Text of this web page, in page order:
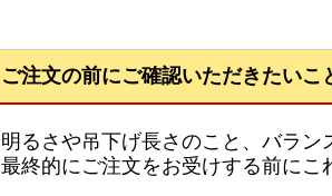
ご注文の前にご確認いただきたいこ
明るさや吊下げ長さのこと、バラン
最終的にご注文をお受けする前にこ